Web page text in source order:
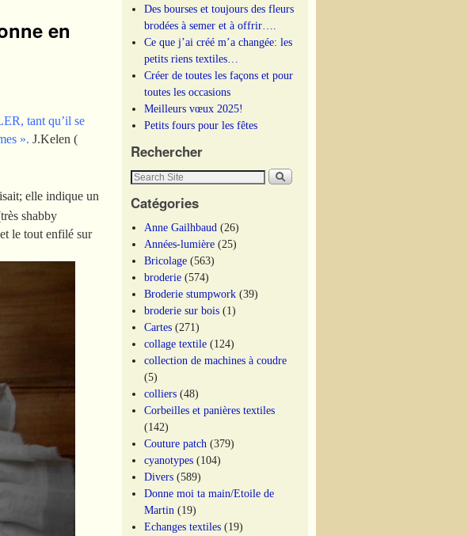
en
tant qu’il se
». J.Kelen (
elle indique un
shabby
le tout enfilé sur
Des bourses et toujours des fleurs
brodées à semer et à offrir….
Ce que j’ai créé m’a changée: les
petits riens textiles…
Créer de toutes les façons et pour
toutes les occasions
Meilleurs vœux 2025!
Petits fours pour les fêtes
Rechercher
Catégories
Anne Gailhbaud (26)
Années-lumière (25)
Bricolage (563)
broderie (574)
Broderie stumpwork (39)
broderie sur bois (1)
Cartes (271)
collage textile (124)
collection de machines à coudre
(5)
colliers (48)
Corbeilles et panières textiles
(142)
Couture patch (379)
cyanotypes (104)
Divers (589)
Donne moi ta main/Etoile de
Martin (19)
Echanges textiles (19)